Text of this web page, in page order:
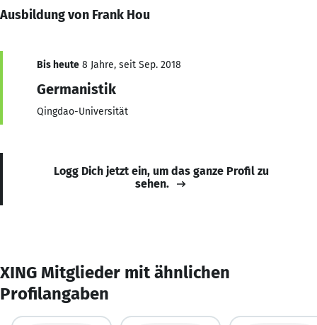
Ausbildung von Frank Hou
Bis heute 8 Jahre, seit Sep. 2018
Germanistik
Qingdao-Universität
Logg Dich jetzt ein, um das ganze Profil zu
sehen.
XING Mitglieder mit ähnlichen
Profilangaben